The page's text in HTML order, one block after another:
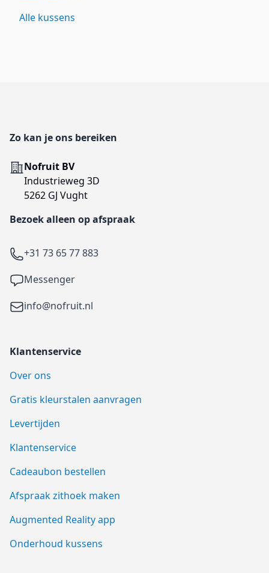
Alle kussens
Zo kan je ons bereiken
AdresNofruit BV
Industrieweg 3D
5262 GJ Vught
Bezoek alleen op afspraak
Telefoon
+31 73 65 77 883
Facebook
Messenger
Emailinfo@nofruit.nl
Klantenservice
Over ons
Gratis kleurstalen aanvragen
Levertijden
Klantenservice
Cadeaubon bestellen
Afspraak zithoek maken
Augmented Reality app
Onderhoud kussens